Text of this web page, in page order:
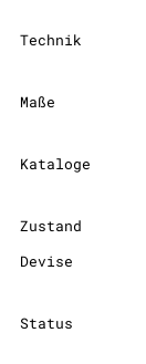
Technik
Maße
Kataloge
Zustand
Devise
Status